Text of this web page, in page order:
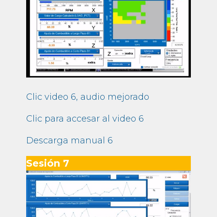
Clic video 6, audio mejorado
Clic para accesar al video 6
Descarga manual 6
Sesión 7